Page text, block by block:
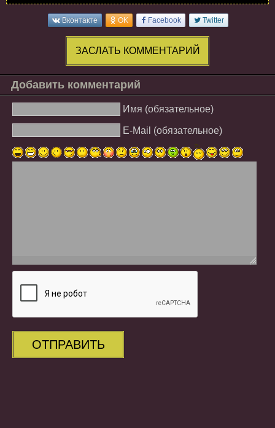
Вконтакте OK Facebook Twitter
ЗАСЛАТЬ КОММЕНТАРИЙ
Добавить комментарий
Имя (обязательное)
E-Mail (обязательное)
ОТПРАВИТЬ